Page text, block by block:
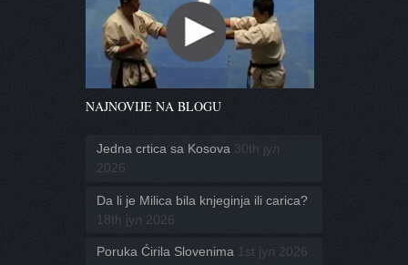
NAJNOVIJE NA BLOGU
Jedna crtica sa Kosova 30th јул
2026
Da li je Milica bila knjeginja ili carica?
18th јул 2026
Poruka Ćirila Slovenima 1st јул 2026